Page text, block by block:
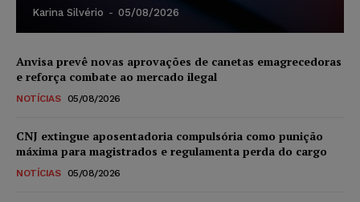
Karina Silvério - 05/08/2026
Anvisa prevê novas aprovações de canetas emagrecedoras
e reforça combate ao mercado ilegal
NOTÍCIAS 05/08/2026
CNJ extingue aposentadoria compulsória como punição
máxima para magistrados e regulamenta perda do cargo
NOTÍCIAS 05/08/2026